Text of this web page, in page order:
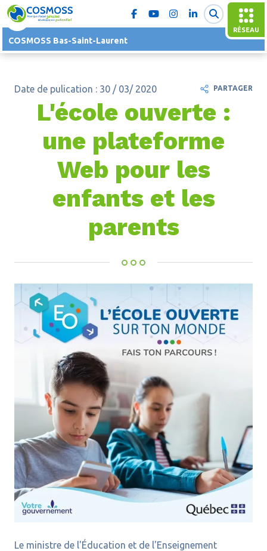
RÉSEAU
COSMOSS Bas-Saint-Laurent
Date de pulication : 30 / 03/ 2020
L'école ouverte :
une plateforme
Web pour les
enfants et les
parents
Le ministre de l'Éducation et de l'Enseignement
PARTAGER